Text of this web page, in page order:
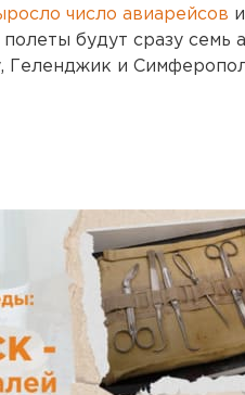
число авиарейсов
будут сразу семь
Геленджик и